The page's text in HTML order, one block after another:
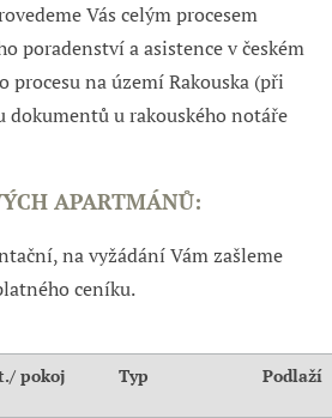
Vás celým procesem
poradenství a asistence v českém
procesu na území Rakouska (při
dokumentů u rakouského notáře
APARTMÁNŮ:
na vyžádání Vám zašleme
ceníku.
pokoj Typ Podlaží